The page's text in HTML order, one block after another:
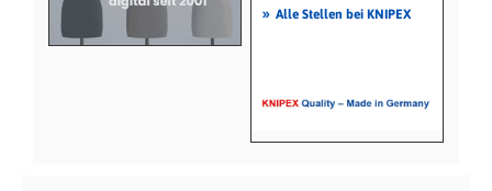
» Alle Stellen bei KNIPEX